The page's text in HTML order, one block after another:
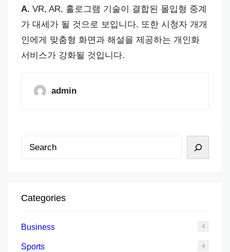
A. VR, AR, 홀로그램 기술이 결합된 몰입형 중계
가 대세가 될 것으로 보입니다. 또한 시청자 개개
인에게 맞춤형 화면과 해설을 제공하는 개인화
서비스가 강화될 것입니다.
admin
Categories
Business 4
Sports 4